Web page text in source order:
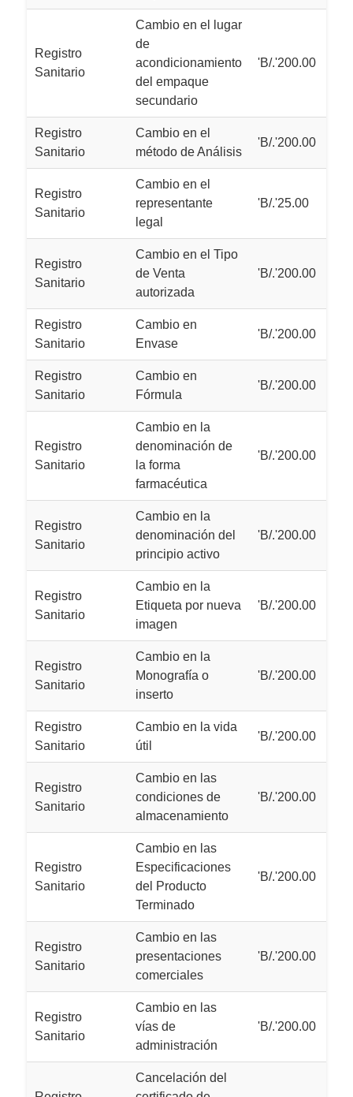
Registro
Sanitario
Cambio en el lugar
de
acondicionamiento
del empaque
secundario
'B/.'200.00
Registro
Sanitario
Cambio en el
método de Análisis
'B/.'200.00
Registro
Sanitario
Cambio en el
representante
legal
'B/.'25.00
Registro
Sanitario
Cambio en el Tipo
de Venta
autorizada
'B/.'200.00
Registro
Sanitario
Cambio en
Envase
'B/.'200.00
Registro
Sanitario
Cambio en
Fórmula
'B/.'200.00
Registro
Sanitario
Cambio en la
denominación de
la forma
farmacéutica
'B/.'200.00
Registro
Sanitario
Cambio en la
denominación del
principio activo
'B/.'200.00
Registro
Sanitario
Cambio en la
Etiqueta por nueva
imagen
'B/.'200.00
Registro
Sanitario
Cambio en la
Monografía o
inserto
'B/.'200.00
Registro
Sanitario
Cambio en la vida
útil
'B/.'200.00
Registro
Sanitario
Cambio en las
condiciones de
almacenamiento
'B/.'200.00
Registro
Sanitario
Cambio en las
Especificaciones
del Producto
Terminado
'B/.'200.00
Registro
Sanitario
Cambio en las
presentaciones
comerciales
'B/.'200.00
Registro
Sanitario
Cambio en las
vías de
administración
'B/.'200.00
Cancelación del